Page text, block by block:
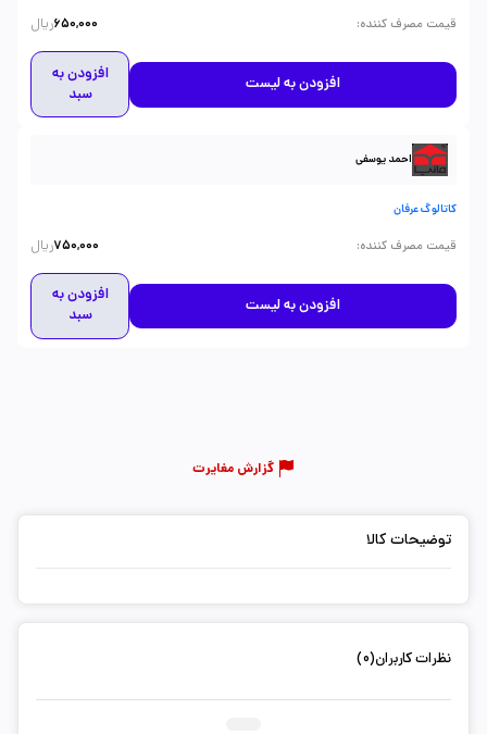
قیمت مصرف کننده:
650,000ریال
افزودن به لیست
افزودن به
سبد
احمد یوسفی
کاتالوگ عرفان
قیمت مصرف کننده:
750,000ریال
افزودن به لیست
افزودن به
سبد
گزارش مغایرت
توضیحات کالا
نظرات کاربران(0)